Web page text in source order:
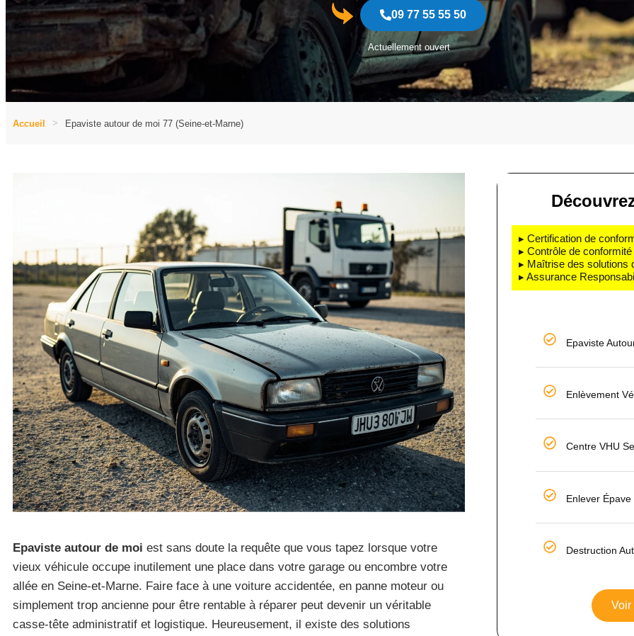
09 77 55 55 50
Actuellement ouvert
Accueil Epaviste autour de moi 77 (Seine-et-Marne)
Epaviste autour de moi est sans doute la requête que vous tapez lorsque votre
vieux véhicule occupe inutilement une place dans votre garage ou encombre votre
allée en Seine-et-Marne. Faire face à une voiture accidentée, en panne moteur ou
simplement trop ancienne pour être rentable à réparer peut devenir un véritable
casse-tête administratif et logistique. Heureusement, il existe des solutions
▸ Certification de
▸ Contrôle de
▸ Maîtrise des solutions
▸ Assurance
Epaviste
Enlèvement
Centre VHU
Enlever
Destruction
Voir